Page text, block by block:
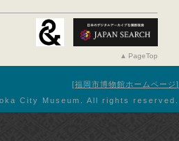
PageTop
福岡市博物館ホームページ
City Museum. All rights reserved.